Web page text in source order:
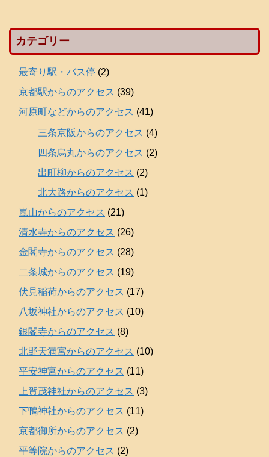
カテゴリー
最寄り駅・バス停 (2)
京都駅からのアクセス (39)
河原町などからのアクセス (41)
三条京阪からのアクセス (4)
四条烏丸からのアクセス (2)
出町柳からのアクセス (2)
北大路からのアクセス (1)
嵐山からのアクセス (21)
清水寺からのアクセス (26)
金閣寺からのアクセス (28)
二条城からのアクセス (19)
伏見稲荷からのアクセス (17)
八坂神社からのアクセス (10)
銀閣寺からのアクセス (8)
北野天満宮からのアクセス (10)
平安神宮からのアクセス (11)
上賀茂神社からのアクセス (3)
下鴨神社からのアクセス (11)
京都御所からのアクセス (2)
平等院からのアクセス (2)